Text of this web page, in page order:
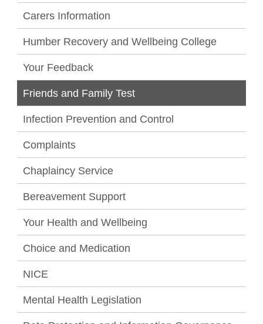
Carers Information
Humber Recovery and Wellbeing College
Your Feedback
Friends and Family Test
Infection Prevention and Control
Complaints
Chaplaincy Service
Bereavement Support
Your Health and Wellbeing
Choice and Medication
NICE
Mental Health Legislation